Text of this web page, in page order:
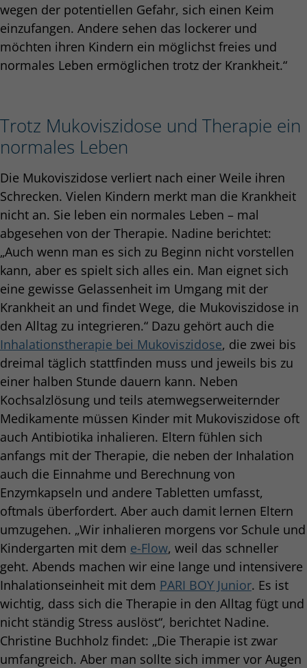
wegen der potentiellen Gefahr, sich einen Keim
einzufangen. Andere sehen das lockerer und
möchten ihren Kindern ein möglichst freies und
normales Leben ermöglichen trotz der Krankheit.“
Trotz Mukoviszidose und Therapie ein
normales Leben
Die Mukoviszidose verliert nach einer Weile ihren
Schrecken. Vielen Kindern merkt man die Krankheit
nicht an. Sie leben ein normales Leben – mal
abgesehen von der Therapie. Nadine berichtet:
„Auch wenn man es sich zu Beginn nicht vorstellen
kann, aber es spielt sich alles ein. Man eignet sich
eine gewisse Gelassenheit im Umgang mit der
Krankheit an und findet Wege, die Mukoviszidose in
den Alltag zu integrieren.“ Dazu gehört auch die
Inhalationstherapie bei Mukoviszidose, die zwei bis
dreimal täglich stattfinden muss und jeweils bis zu
einer halben Stunde dauern kann. Neben
Kochsalzlösung und teils atemwegserweiternder
Medikamente müssen Kinder mit Mukoviszidose oft
auch Antibiotika inhalieren. Eltern fühlen sich
anfangs mit der Therapie, die neben der Inhalation
auch die Einnahme und Berechnung von
Enzymkapseln und andere Tabletten umfasst,
oftmals überfordert. Aber auch damit lernen Eltern
umzugehen. „Wir inhalieren morgens vor Schule und
Kindergarten mit dem e-Flow, weil das schneller
geht. Abends machen wir eine lange und intensivere
Inhalationseinheit mit dem PARI BOY Junior. Es ist
wichtig, dass sich die Therapie in den Alltag fügt und
nicht ständig Stress auslöst“, berichtet Nadine.
Christine Buchholz findet: „Die Therapie ist zwar
umfangreich. Aber man sollte sich immer vor Augen